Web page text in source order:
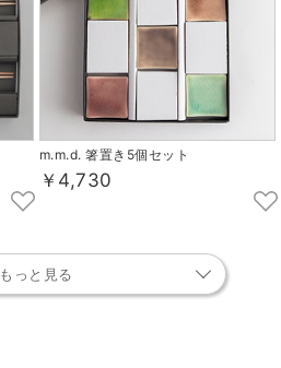
m.m.d. 箸置き5個セット
￥4,730
もっと見る